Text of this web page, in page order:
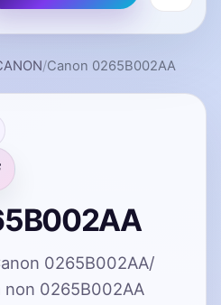
/Canon 0265B002AA
0265B002AA/
non 0265B002AA